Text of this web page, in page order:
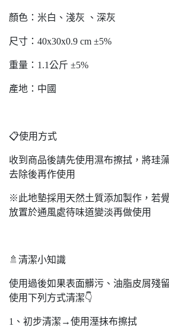
顏色：米白、淺灰 、深灰
尺寸：40x30x0.9 cm ±5%
重量：1.1公斤 ±5%
產地：中國
📋使用方式
收到商品後請先使用濕布擦拭，將珪
去除後再作使用
※此地墊採用天然土質添加製作，若
放置於通風處待味道變淡再做使用
🚿清潔小知識
使用過後如果表面髒污、油脂皮屑殘
使用下列方式清潔👇
1、初步清潔→使用溼抹布擦拭